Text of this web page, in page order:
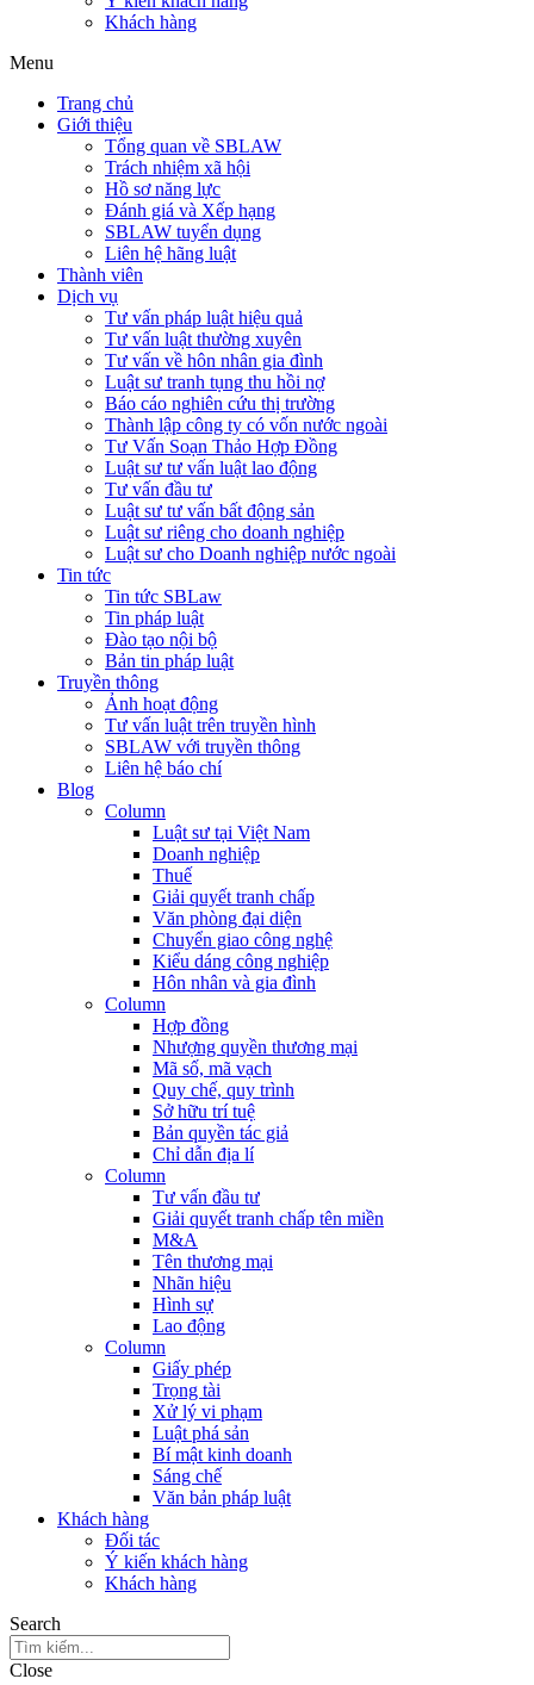
Khách hàng
Menu
Trang chủ
Giới thiệu
Tổng quan về SBLAW
Trách nhiệm xã hội
Hồ sơ năng lực
Đánh giá và Xếp hạng
SBLAW tuyển dụng
Liên hệ hãng luật
Thành viên
Dịch vụ
Tư vấn pháp luật hiệu quả
Tư vấn luật thường xuyên
Tư vấn về hôn nhân gia đình
Luật sư tranh tụng thu hồi nợ
Báo cáo nghiên cứu thị trường
Thành lập công ty có vốn nước ngoài
Tư Vấn Soạn Thảo Hợp Đồng
Luật sư tư vấn luật lao động
Tư vấn đầu tư
Luật sư tư vấn bất động sản
Luật sư riêng cho doanh nghiệp
Luật sư cho Doanh nghiệp nước ngoài
Tin tức
Tin tức SBLaw
Tin pháp luật
Đào tạo nội bộ
Bản tin pháp luật
Truyền thông
Ảnh hoạt động
Tư vấn luật trên truyền hình
SBLAW với truyền thông
Liên hệ báo chí
Blog
Column
Luật sư tại Việt Nam
Doanh nghiệp
Thuế
Giải quyết tranh chấp
Văn phòng đại diện
Chuyển giao công nghệ
Kiểu dáng công nghiệp
Hôn nhân và gia đình
Column
Hợp đồng
Nhượng quyền thương mại
Mã số, mã vạch
Quy chế, quy trình
Sở hữu trí tuệ
Bản quyền tác giả
Chỉ dẫn địa lí
Column
Tư vấn đầu tư
Giải quyết tranh chấp tên miền
M&A
Tên thương mại
Nhãn hiệu
Hình sự
Lao động
Column
Giấy phép
Trọng tài
Xử lý vi phạm
Luật phá sản
Bí mật kinh doanh
Sáng chế
Văn bản pháp luật
Khách hàng
Đối tác
Ý kiến khách hàng
Khách hàng
Search
Close